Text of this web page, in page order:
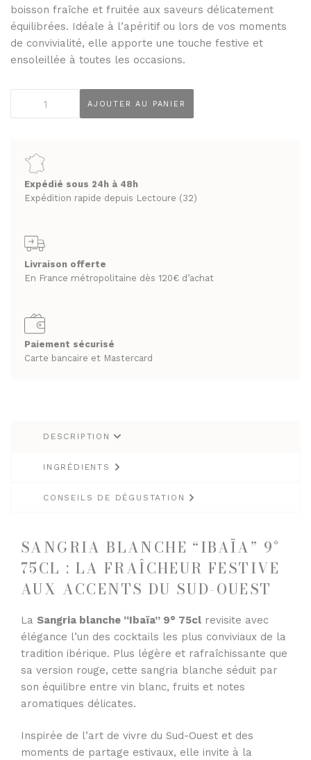
JUS ET SIROPS
MIELS
PRUNEAUX
ENTRE 20€ ET 50€
PLUS DE 50€
À commander et retirer en boutique
LA CAVE
SPIRITUEUX & CHAMPAGNES
ARMAGNACS
LES VINS
VINS ROUGES
LES BIÈRES ET CIDRES
PANIERS GOURMANDS
MOINS DE 20€
PLUS DE 50€
À commander et retirer en boutique
LA CAVE
SPIRITUEUX & CHAMPAGNES
ARMAGNACS
RHUMS ET GINS
WHISKY
VINS BLANCS SECS
6.95 €.5.90 €.
boisson fraîche et fruitée aux saveurs délicatement
équilibrées. Idéale à l’apéritif ou lors de vos moments
de convivialité, elle apporte une touche festive et
ensoleillée à toutes les occasions.
"Ibaïa"
75cl
AJOUTER AU PANIER
Expédié sous 24h à 48h
Expédition rapide depuis Lectoure (32)
Livraison offerte
En France métropolitaine dès 120€ d’achat
Paiement sécurisé
Carte bancaire et Mastercard
DESCRIPTION
INGRÉDIENTS
CONSEILS DE DÉGUSTATION
SANGRIA BLANCHE “IBAÏA” 9°
75CL : LA FRAÎCHEUR FESTIVE
AUX ACCENTS DU SUD-OUEST
La Sangria blanche “Ibaïa” 9° 75cl revisite avec
élégance l’un des cocktails les plus conviviaux de la
tradition ibérique. Plus légère et rafraîchissante que
sa version rouge, cette sangria blanche séduit par
son équilibre entre vin blanc, fruits et notes
aromatiques délicates.
Inspirée de l’art de vivre du Sud-Ouest et des
moments de partage estivaux, elle invite à la